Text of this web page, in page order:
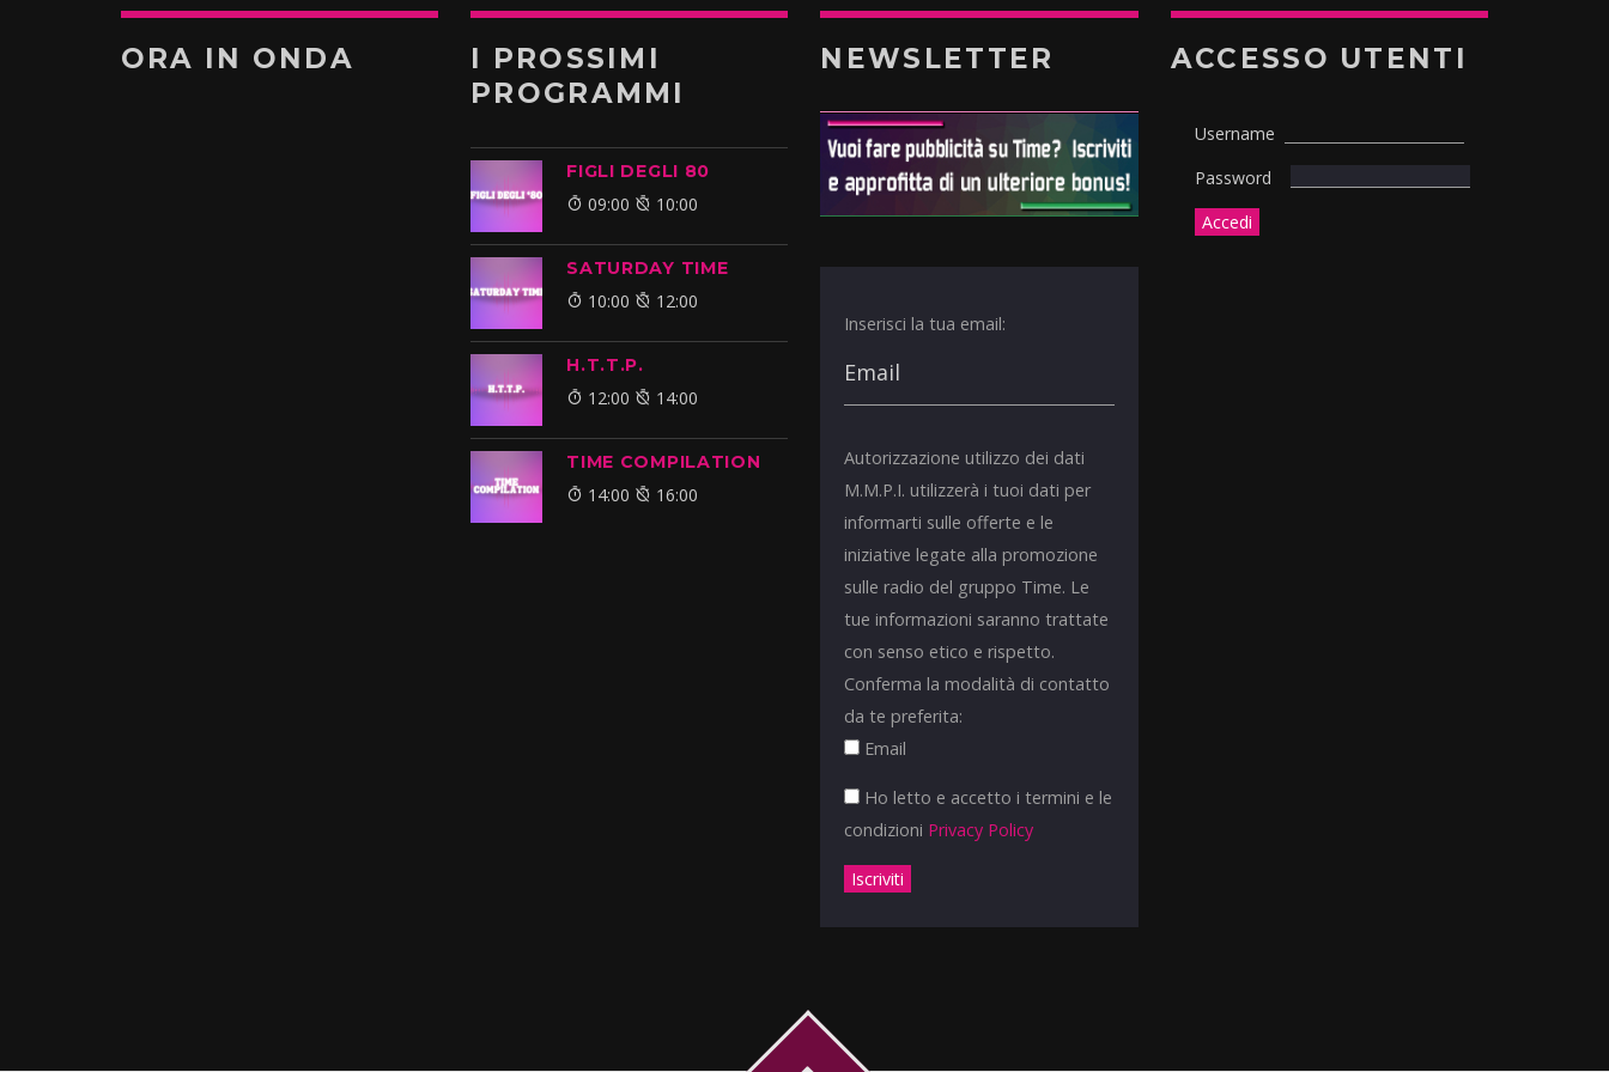
ORA IN ONDA
I PROSSIMI
PROGRAMMI
FIGLI DEGLI 80
09:00 10:00
SATURDAY TIME
10:00 12:00
H.T.T.P.
12:00 14:00
TIME COMPILATION
14:00 16:00
NEWSLETTER
Inserisci la tua email:
Autorizzazione utilizzo dei dati
M.M.P.I. utilizzerà i tuoi dati per
informarti sulle offerte e le
iniziative legate alla promozione
sulle radio del gruppo Time. Le
tue informazioni saranno trattate
con senso etico e rispetto.
Conferma la modalità di contatto
da te preferita:
Email
Ho letto e accetto i termini e le
condizioni Privacy Policy
ACCESSO UTENTI
Username
Password